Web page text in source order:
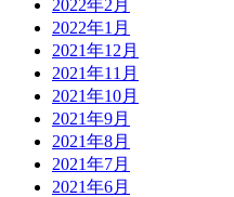
2022年2月
2022年1月
2021年12月
2021年11月
2021年10月
2021年9月
2021年8月
2021年7月
2021年6月